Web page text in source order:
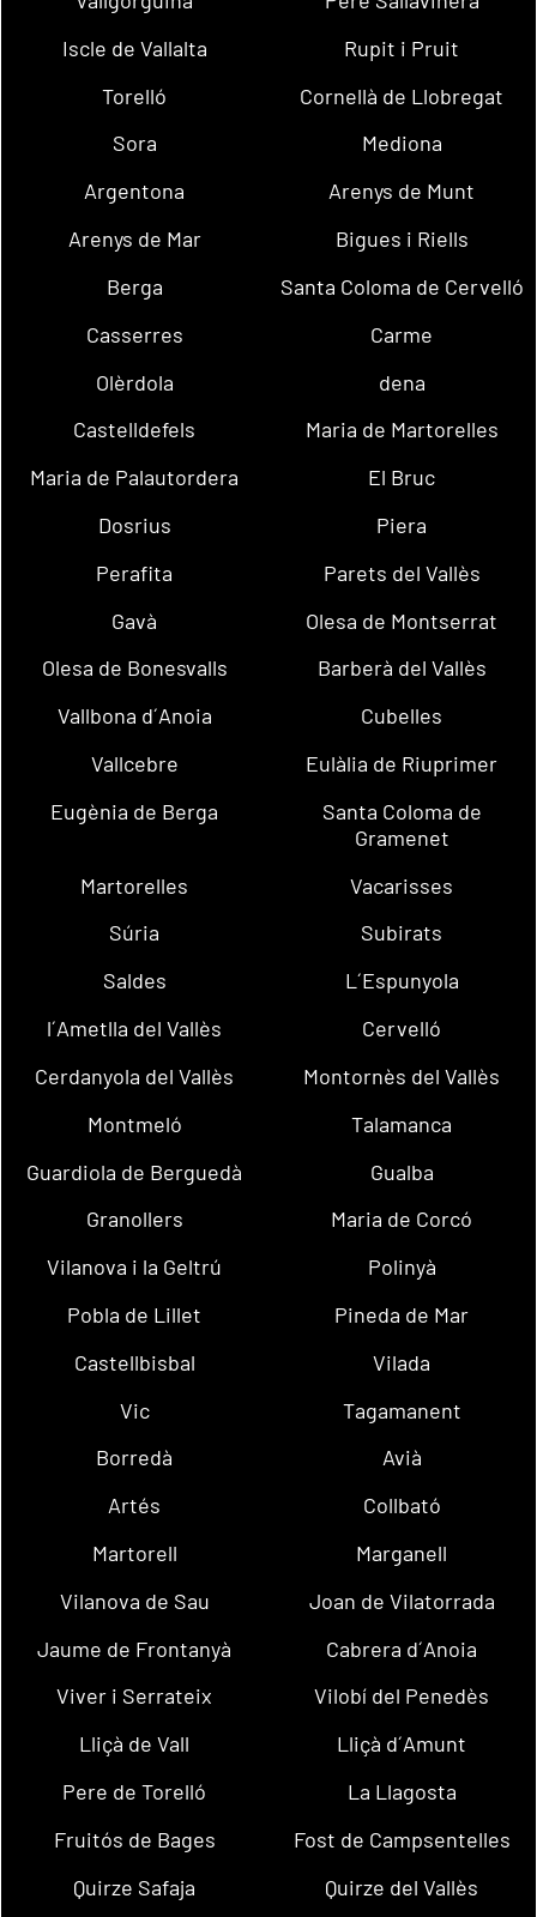
Iscle de Vallalta
Rupit i Pruit
Torelló
Cornellà de Llobregat
Sora
Mediona
Argentona
Arenys de Munt
Arenys de Mar
Bigues i Riells
Berga
Santa Coloma de Cervelló
Casserres
Carme
Olèrdola
dena
Castelldefels
Maria de Martorelles
Maria de Palautordera
El Bruc
Dosrius
Piera
Perafita
Parets del Vallès
Gavà
Olesa de Montserrat
Olesa de Bonesvalls
Barberà del Vallès
Vallbona d´Anoia
Cubelles
Vallcebre
Eulàlia de Riuprimer
Eugènia de Berga
Santa Coloma de
Gramenet
Martorelles
Vacarisses
Súria
Subirats
Saldes
L´Espunyola
l´Ametlla del Vallès
Cervelló
Cerdanyola del Vallès
Montornès del Vallès
Montmeló
Talamanca
Guardiola de Berguedà
Gualba
Granollers
Maria de Corcó
Vilanova i la Geltrú
Polinyà
Pobla de Lillet
Pineda de Mar
Castellbisbal
Vilada
Vic
Tagamanent
Borredà
Avià
Artés
Collbató
Martorell
Marganell
Vilanova de Sau
Joan de Vilatorrada
Jaume de Frontanyà
Cabrera d´Anoia
Viver i Serrateix
Vilobí del Penedès
Lliçà de Vall
Lliçà d´Amunt
Pere de Torelló
La Llagosta
Fruitós de Bages
Fost de Campsentelles
Quirze Safaja
Quirze del Vallès